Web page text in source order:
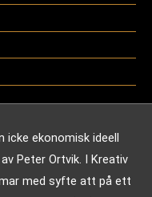
icke ekonomisk ideell
Peter Ortvik. I Kreativ
med syfte att på ett